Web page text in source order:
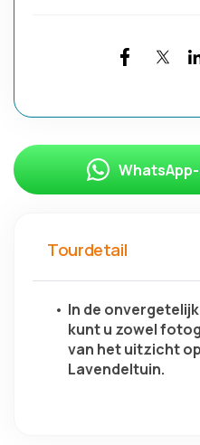
Tourdetail
In de
kunt u zowel
van het uitzicht
Lavendeltuin.